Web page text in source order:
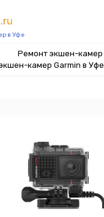
в Уфе
Ремонт экшен-камер
камер Garmin в Уфе